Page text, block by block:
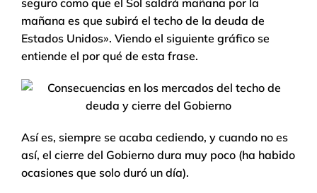
mañana es que subirá el techo de la deuda de
Estados Unidos». Viendo el siguiente gráfico se
entiende el por qué de esta frase.
Así es, siempre se acaba cediendo, y cuando no es
así, el cierre del Gobierno dura muy poco (ha habido
ocasiones que solo duró un día).